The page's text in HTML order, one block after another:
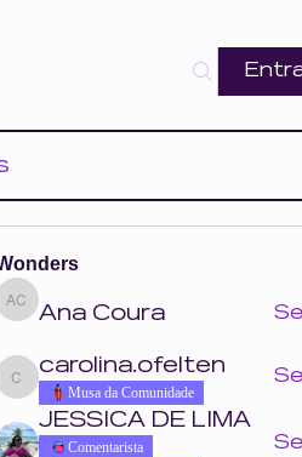
Ana Coura
Ana Coura
carolina.ofelten
carolina.ofelten
Musa da Comunidade
JESSICA DE LIMA
Comentarista